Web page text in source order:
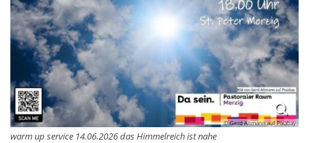
© Gerd Altmann auf Pixabay
warm up service 14.06.2026 das Himmelreich ist nahe